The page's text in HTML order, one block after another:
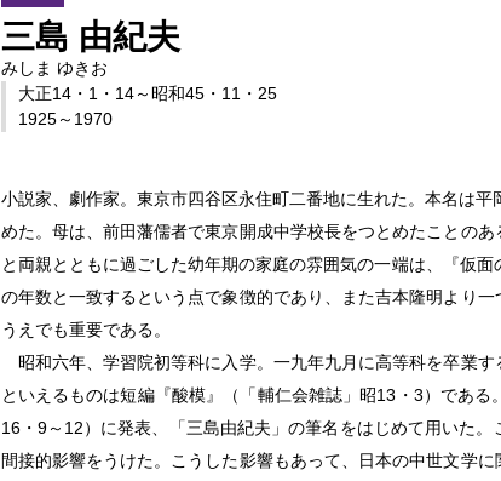
三島 由紀夫
みしま ゆきお
大正14・1・14～昭和45・11・25
1925～1970
小説家、劇作家。 東京市四谷区永住町二番地に生れた。本名は平
めた。母は、前田藩儒者で東京開成中学校長をつとめたことの
と両親とともに過ごした幼年期の家庭の雰囲気の一端は、『仮
の年数と一致するという点で象徴的であり、また吉本隆明より
うえでも重要である。
昭和六年、学習院初等科に入学。一九年九月に高等科を卒業
といえるものは短編『酸模』（「輔仁会雑誌」昭13・3）であ
16・9～12）に発表、「三島由紀夫」の筆名をはじめて用いた
間接的影響をうけた。こうした影響もあって、日本の中世文学